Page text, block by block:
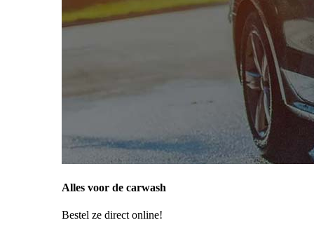
Alles voor de carwash
Bestel ze direct online!